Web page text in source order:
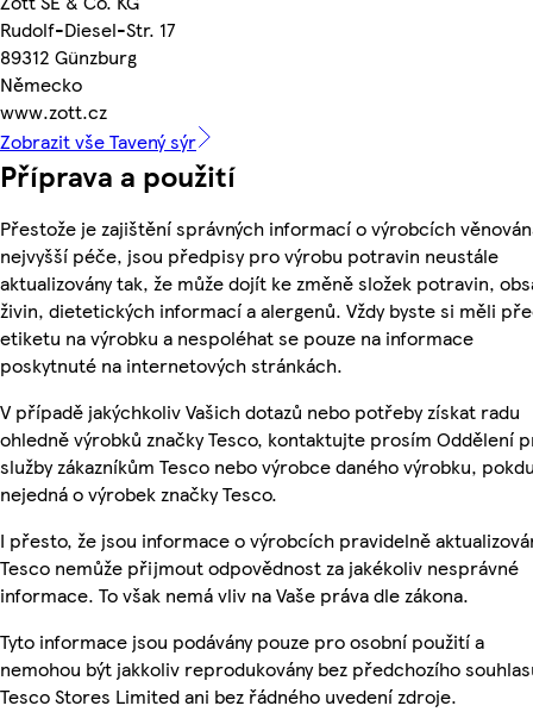
Rudolf-Diesel-Str. 17
89312 Günzburg
Německo
www.zott.cz
Zobrazit vše Tavený sýr
Příprava a použití
Přestože je zajištění správných informací o výrobcích
nejvyšší péče, jsou předpisy pro výrobu potravin neustále
aktualizovány tak, že může dojít ke změně složek potravin,
živin, dietetických informací a alergenů. Vždy byste si měli
etiketu na výrobku a nespoléhat se pouze na informace
poskytnuté na internetových stránkách.
V případě jakýchkoliv Vašich dotazů nebo potřeby získat radu
ohledně výrobků značky Tesco, kontaktujte prosím Oddělení
služby zákazníkům Tesco nebo výrobce daného výrobku,
nejedná o výrobek značky Tesco.
I přesto, že jsou informace o výrobcích pravidelně
Tesco nemůže přijmout odpovědnost za jakékoliv nesprávné
informace. To však nemá vliv na Vaše práva dle zákona.
Tyto informace jsou podávány pouze pro osobní použití a
nemohou být jakkoliv reprodukovány bez předchozího
Tesco Stores Limited ani bez řádného uvedení zdroje.